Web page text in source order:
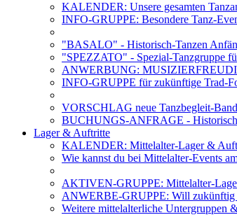
KALENDER: Unsere gesamten
INFO-GRUPPE: Besondere Tanz-
"BASALO" - Historisch-Tanzen
"SPEZZATO" - Spezial-Tanzgruppe
ANWERBUNG:
INFO-GRUPPE für zukünftige Trad-
VORSCHLAG neue Tanzbegleit-Band
BUCHUNGS-ANFRAGE -
Lager & Auftritte
KALENDER: Mittelalter-Lager &
Wie kannst du bei Mittelalter-Events
AKTIVEN-GRUPPE: Mittelalter-
ANWERBE-GRUPPE: Will zukünftig
Weitere mittelalterliche Untergruppen